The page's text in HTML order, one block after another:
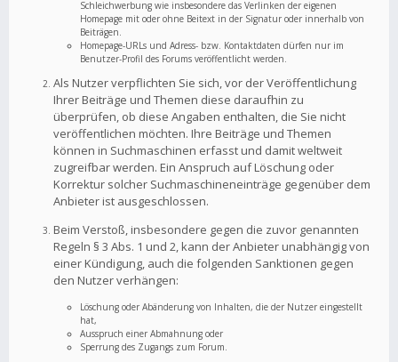
Schleichwerbung wie insbesondere das Verlinken der eigenen
Homepage mit oder ohne Beitext in der Signatur oder innerhalb von
Beiträgen.
Homepage-URLs und Adress- bzw. Kontaktdaten dürfen nur im
Benutzer-Profil des Forums veröffentlicht werden.
Als Nutzer verpflichten Sie sich, vor der Veröffentlichung
Ihrer Beiträge und Themen diese daraufhin zu
überprüfen, ob diese Angaben enthalten, die Sie nicht
veröffentlichen möchten. Ihre Beiträge und Themen
können in Suchmaschinen erfasst und damit weltweit
zugreifbar werden. Ein Anspruch auf Löschung oder
Korrektur solcher Suchmaschineneinträge gegenüber dem
Anbieter ist ausgeschlossen.
Beim Verstoß, insbesondere gegen die zuvor genannten
Regeln § 3 Abs. 1 und 2, kann der Anbieter unabhängig von
einer Kündigung, auch die folgenden Sanktionen gegen
den Nutzer verhängen:
Löschung oder Abänderung von Inhalten, die der Nutzer eingestellt
hat,
Ausspruch einer Abmahnung oder
Sperrung des Zugangs zum Forum.